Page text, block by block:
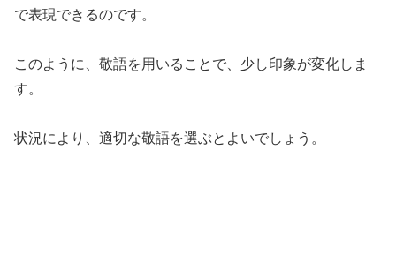
で表現できるのです。
このように、敬語を用いることで、少し印象が変化しま
す。
状況により、適切な敬語を選ぶとよいでしょう。